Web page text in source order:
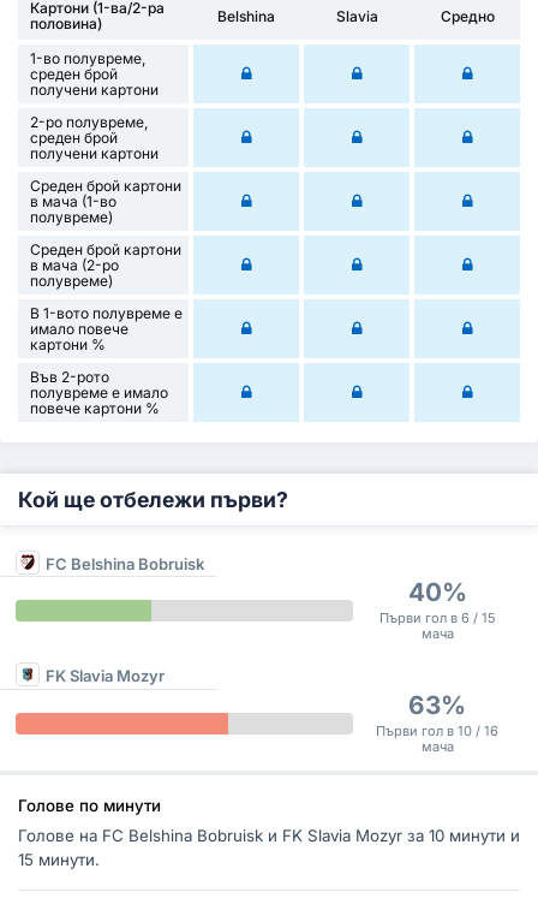
Картони (1-ва/2-ра
половина)
Belshina Slavia Средно
1-во полувреме,
среден брой
получени картони
2-ро полувреме,
среден брой
получени картони
Среден брой картони
в мача (1-во
полувреме)
Среден брой картони
в мача (2-ро
полувреме)
В 1-вото полувреме е
имало повече
картони %
Във 2-рото
полувреме е имало
повече картони %
Кой ще отбележи първи?
FC Belshina Bobruisk
40%
Първи гол в 6 / 15
мача
FK Slavia Mozyr
63%
Първи гол в 10 / 16
мача
Голове по минути
Голове на FC Belshina Bobruisk и FK Slavia Mozyr за 10 минути и
15 минути.